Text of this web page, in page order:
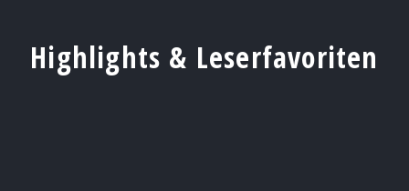
Highlights & Leserfavoriten